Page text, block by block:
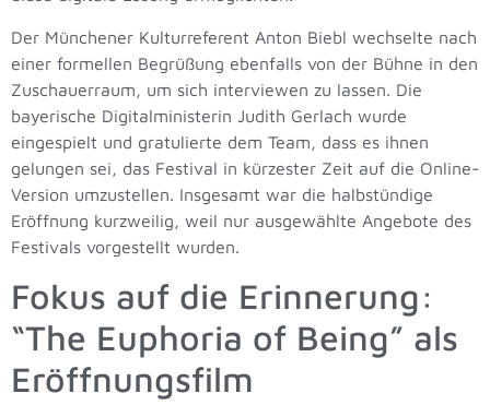
Der Münchener Kulturreferent Anton Biebl wechselte nach
einer formellen Begrüßung ebenfalls von der Bühne in den
Zuschauerraum, um sich interviewen zu lassen. Die
bayerische Digitalministerin Judith Gerlach wurde
eingespielt und gratulierte dem Team, dass es ihnen
gelungen sei, das Festival in kürzester Zeit auf die Online-
Version umzustellen. Insgesamt war die halbstündige
Eröffnung kurzweilig, weil nur ausgewählte Angebote des
Festivals vorgestellt wurden.
Fokus auf die Erinnerung:
“The Euphoria of Being” als
Eröffnungsfilm